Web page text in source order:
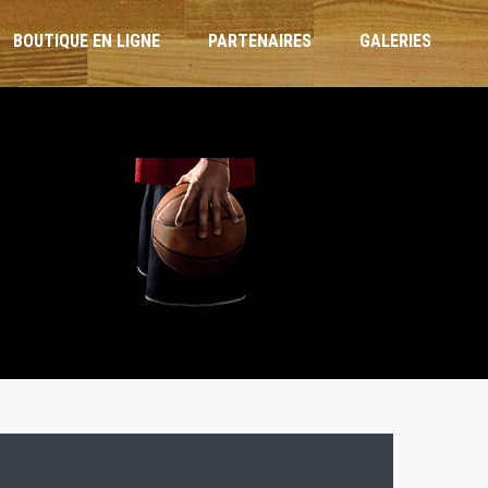
ARBITRES ET OTM
RÈGLEMENT INTÉRIEUR
CHARTE DE L’ENTRAÎNEUR
CHARTE PARENTS
BOUTIQUE EN LIGNE PARTENAIRES GALERIES